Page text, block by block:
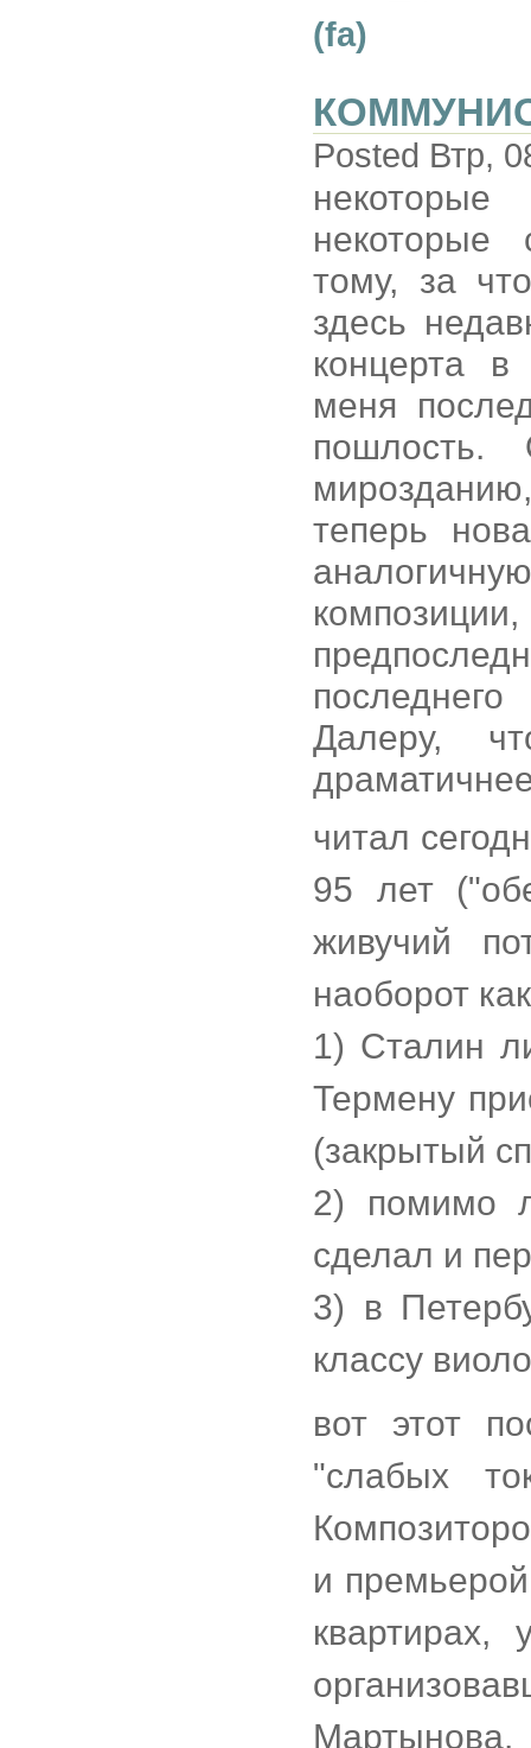
(fa)
Posted Втр,
некоторые
тому, за
здесь
концерта в
меня
пошлость.
теперь
Далеру,
читал
95 лет
живучий
наоборот
1) Сталин
Термену
(закрытый
2) помимо
сделал и
3) в
классу
вот этот
"слабых
и
квартирах,